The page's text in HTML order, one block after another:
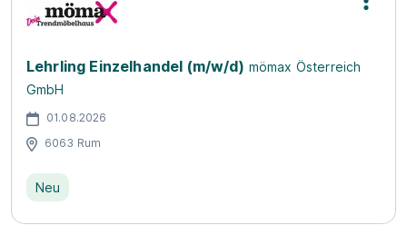
Lehrling Einzelhandel (m/w/d) mömax Österreich
GmbH
01.08.2026
6063 Rum
Neu